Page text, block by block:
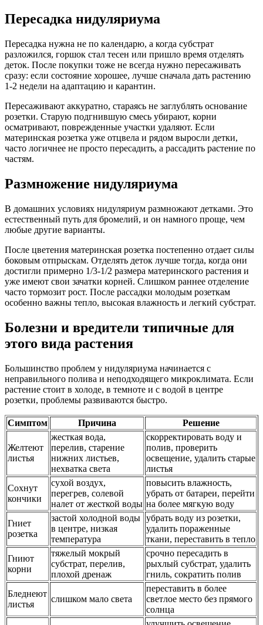
Пересадка нидуляриума
Пересадка нужна не по календарю, а когда субстрат
разложился, горшок стал тесен или пришло время отделять
деток. После покупки тоже не всегда нужно пересаживать
сразу: если состояние хорошее, лучше сначала дать растению
1-2 недели на адаптацию и карантин.
Пересаживают аккуратно, стараясь не заглублять основание
розетки. Старую подгнившую смесь убирают, корни
осматривают, поврежденные участки удаляют. Если
материнская розетка уже отцвела и рядом выросли детки,
часто логичнее не просто пересадить, а рассадить растение по
частям.
Размножение нидуляриума
В домашних условиях нидуляриум размножают детками. Это
естественный путь для бромелий, и он намного проще, чем
любые другие варианты.
После цветения материнская розетка постепенно отдает силы
боковым отпрыскам. Отделять деток лучше тогда, когда они
достигли примерно 1/3-1/2 размера материнского растения и
уже имеют свои зачатки корней. Слишком раннее отделение
часто тормозит рост. После рассадки молодым розеткам
особенно важны тепло, высокая влажность и легкий субстрат.
Болезни и вредители типичные для
этого вида растения
Большинство проблем у нидуляриума начинается с
неправильного полива и неподходящего микроклимата. Если
растение стоит в холоде, в темноте и с водой в центре
розетки, проблемы развиваются быстро.
Симптом Причина Решение
Желтеют
листья
жесткая вода,
перелив, старение
нижних листьев,
нехватка света
скорректировать воду и
полив, проверить
освещение, удалить старые
листья
Сохнут
кончики
сухой воздух,
перегрев, солевой
налет от жесткой воды
повысить влажность,
убрать от батареи, перейти
на более мягкую воду
Гниет
розетка
застой холодной воды
в центре, низкая
температура
убрать воду из розетки,
удалить пораженные
ткани, переставить в тепло
Гниют
корни
тяжелый мокрый
субстрат, перелив,
плохой дренаж
срочно пересадить в
рыхлый субстрат, удалить
гниль, сократить полив
Бледнеют
листья
слишком мало света
переставить в более
светлое место без прямого
солнца